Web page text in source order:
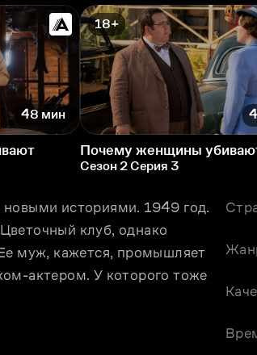
48 мин
18+
Почему женщины
Сезон 2 Серия 3
новыми историями. 1949 год.
клуб, однако
муж, кажется, промышляет
актером. У которого тоже